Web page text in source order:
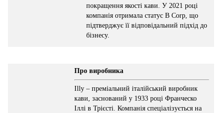
покращення якості кави. У 2021 році
компанія отримала статус B Corp, що
підтверджує її відповідальний підхід до
бізнесу.
Про виробника
Illy – преміальний італійський виробник
кави, заснований у 1933 році Франческо
Іллі в Трієсті. Компанія спеціалізується на